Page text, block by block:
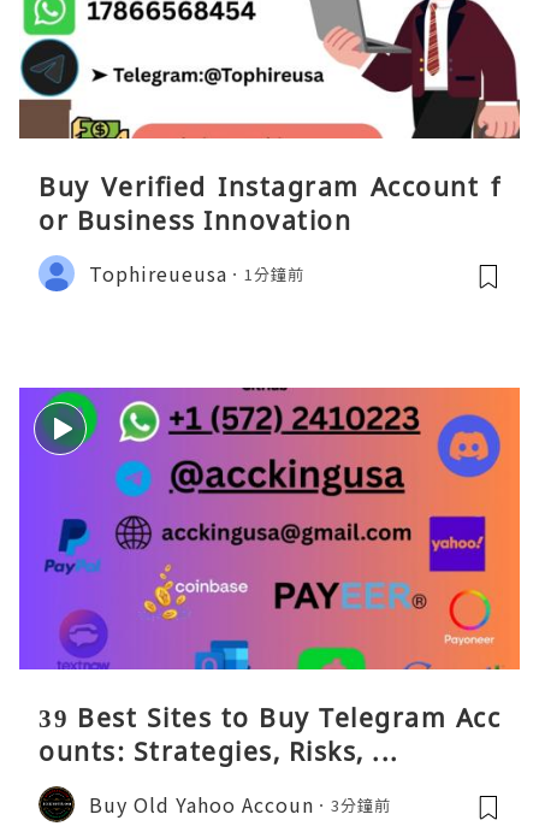
Buy Verified Instagram Account f
or Business Innovation
Tophireueusa 1分鐘前
39 Best Sites to Buy Telegram Acc
ounts: Strategies, Risks, ...
Buy Old Yahoo Accoun 3分鐘前